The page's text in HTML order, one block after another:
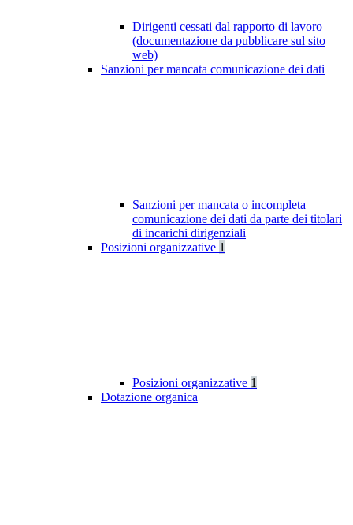
Dirigenti cessati dal rapporto di lavoro
(documentazione da pubblicare sul sito
web)
Sanzioni per mancata comunicazione dei dati
Sanzioni per mancata o incompleta
comunicazione dei dati da parte dei titolari
di incarichi dirigenziali
Posizioni organizzative 1
Posizioni organizzative 1
Dotazione organica